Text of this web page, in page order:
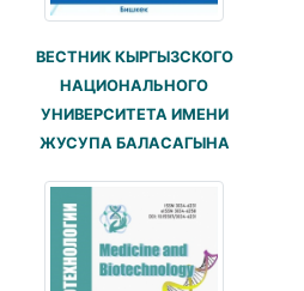
ВЕСТНИК КЫРГЫЗСКОГО
НАЦИОНАЛЬНОГО
УНИВЕРСИТЕТА ИМЕНИ
ЖУСУПА БАЛАСАГЫНА